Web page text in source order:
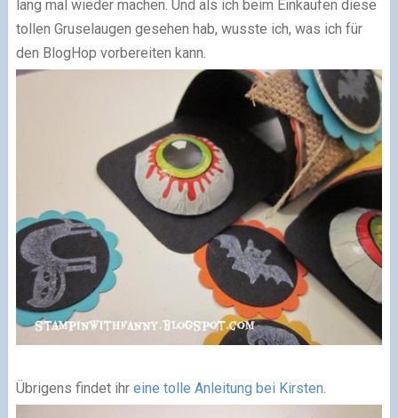
lang mal wieder machen. Und als ich beim Einkaufen diese
tollen Gruselaugen gesehen hab, wusste ich, was ich für
den BlogHop vorbereiten kann.
Übrigens findet ihr eine tolle Anleitung bei Kirsten.